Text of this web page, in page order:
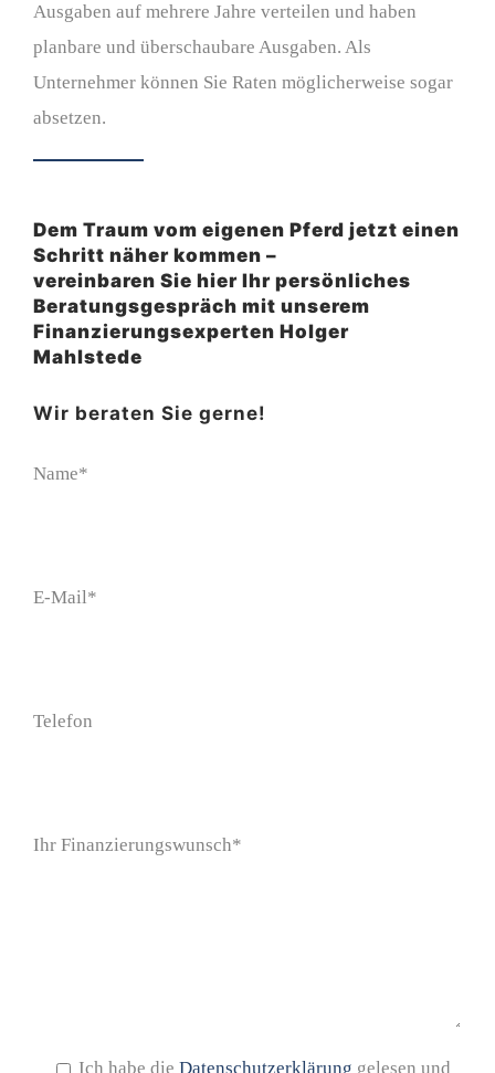
Ausgaben auf mehrere Jahre verteilen und haben
planbare und überschaubare Ausgaben. Als
Unternehmer können Sie Raten möglicherweise sogar
absetzen.
Dem Traum vom eigenen Pferd jetzt einen
Schritt näher kommen –
vereinbaren Sie hier Ihr persönliches
Beratungsgespräch mit unserem
Finanzierungsexperten Holger
Mahlstede
Wir beraten Sie gerne!
Name*
E-Mail*
Telefon
Ihr Finanzierungswunsch*
Ich habe die Datenschutzerklärung gelesen und